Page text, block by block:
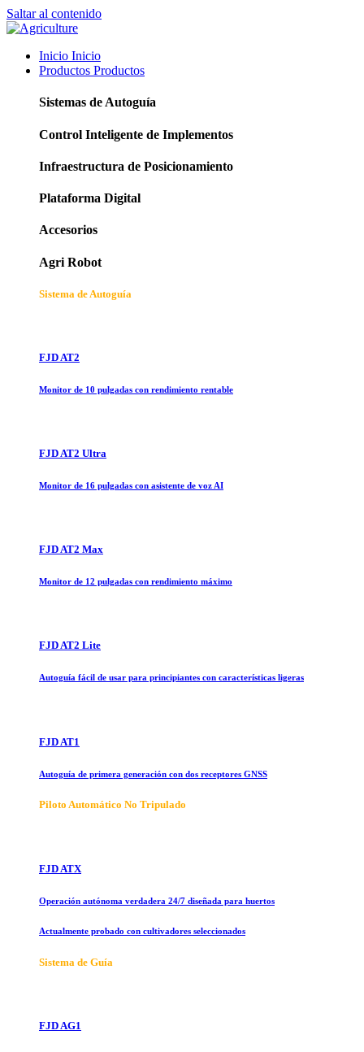
Saltar al contenido
Inicio Inicio
Productos Productos
Sistemas de Autoguía
Control Inteligente de Implementos
Infraestructura de Posicionamiento
Plataforma Digital
Accesorios
Agri Robot
Sistema de Autoguía
FJD AT2
Monitor de 10 pulgadas con rendimiento rentable
FJD AT2 Ultra
Monitor de 16 pulgadas con asistente de voz AI
FJD AT2 Max
Monitor de 12 pulgadas con rendimiento máximo
FJD AT2 Lite
Autoguía fácil de usar para principiantes con características ligeras
FJD AT1
Autoguía de primera generación con dos receptores GNSS
Piloto Automático No Tripulado
FJD ATX
Operación autónoma verdadera 24/7 diseñada para huertos
Actualmente probado con cultivadores seleccionados
Sistema de Guía
FJD AG1